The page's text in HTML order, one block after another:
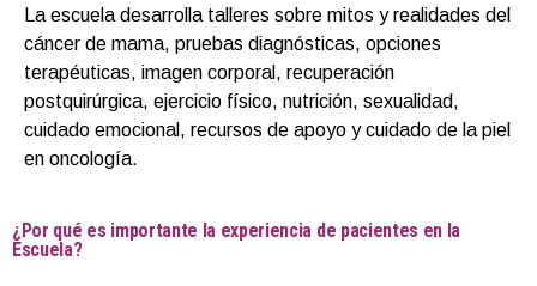
La escuela desarrolla talleres sobre mitos y realidades del
cáncer de mama, pruebas diagnósticas, opciones
terapéuticas, imagen corporal, recuperación
postquirúrgica, ejercicio físico, nutrición, sexualidad,
cuidado emocional, recursos de apoyo y cuidado de la piel
en oncología.
¿Por qué es importante la experiencia de pacientes en la
Escuela?